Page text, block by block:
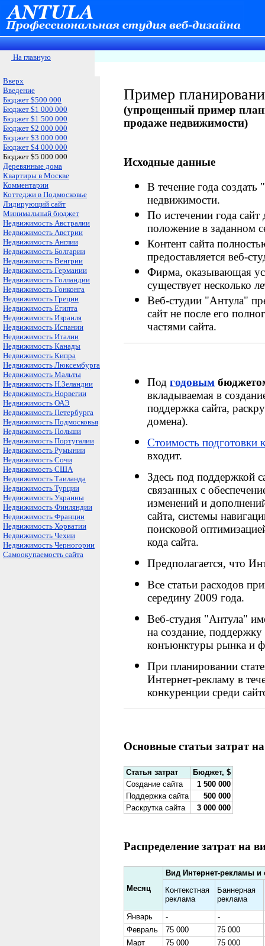
На главную
Вверх
Введение
Бюджет $500 000
Бюджет $1 000 000
Бюджет $1 500 000
Бюджет $2 000 000
Бюджет $3 000 000
Бюджет $4 000 000
Бюджет $5 000 000
Деревянные дома
Квартиры в Москве
Комментарии
Коттеджи в Подмосковье
Лидирующий сайт
Минимальный бюджет
Недвижимость Австралии
Недвижимость Австрии
Недвижимость Англии
Недвижимость Болгарии
Недвижимость Венгрии
Недвижимость Германии
Недвижимость Голландии
Недвижимость Гонконга
Недвижимость Греции
Недвижимость Египта
Недвижимость Израиля
Недвижимость Испании
Недвижимость Италии
Недвижимость Канады
Недвижимость Кипра
Недвижимость Люксембурга
Недвижимость Мальты
Недвижимость Н.Зеландии
Недвижимость Норвегии
Недвижимость ОАЭ
Недвижимость Петербурга
Недвижимость Подмосковья
Недвижимость Польши
Недвижимость Португалии
Недвижимость Румынии
Недвижимость Сочи
Недвижимость США
Недвижимость Таиланда
Недвижимость Турции
Недвижимость Украины
Недвижимость Финляндии
Недвижимость Франции
Недвижимость Хорватии
Недвижимость Чехии
Недвижимость Черногории
Самоокупаемость сайта
Пример
(упрощенный пример
продаже недвижимости)
Исходные данные
В течение года создать
недвижимости.
По истечении года
положение в заданном
Контент сайта
предоставляется веб-
Фирма, оказывающая
существует несколько
Веб-студии "Антула"
сайт не после его
частями сайта.
Под годовым
вкладываемая в
поддержка сайта,
домена).
Стоимость подготовки
входит.
Здесь под поддержкой
связанных с
изменений и
сайта, системы
поисковой
кода сайта.
Предполагается, что
Все статьи расходов
середину 2009 года.
Веб-студия "Антула"
на создание,
конъюнктуры рынка и
При планировании
Интернет-рекламу в
конкуренции среди
Основные статьи затрат
Статья затрат Бюджет, $
Создание сайта
1 500 000
Поддержка сайта
500 000
Раскрутка сайта
3 000 000
Распределение затрат на
Месяц
Вид Интернет-рекламы
Контекстная
реклама
Баннерная
реклама
Январь
-
-
Февраль
75 000
75 000
Март
75 000
75 000